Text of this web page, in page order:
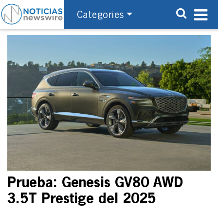
Categories
Prueba: Genesis GV80 AWD
3.5T Prestige del 2025